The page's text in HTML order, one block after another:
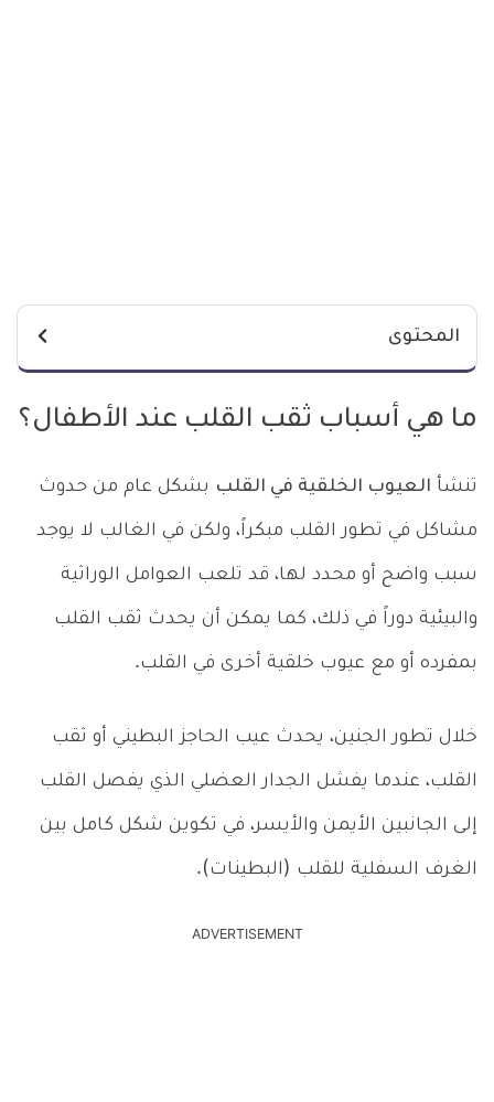
المحتوى
ما هي أسباب ثقب القلب عند الأطفال؟
تنشأ العيوب الخلقية في القلب بشكل عام من حدوث
مشاكل في تطور القلب مبكراً، ولكن في الغالب لا يوجد
سبب واضح أو محدد لها، قد تلعب العوامل الوراثية
والبيئية دوراً في ذلك، كما يمكن أن يحدث ثقب القلب
بمفرده أو مع عيوب خلقية أخرى في القلب.
خلال تطور الجنين، يحدث عيب الحاجز البطيني أو ثقب
القلب، عندما يفشل الجدار العضلي الذي يفصل القلب
إلى الجانبين الأيمن والأيسر، في تكوين شكل كامل بين
الغرف السفلية للقلب (البطينات).
ADVERTISEMENT